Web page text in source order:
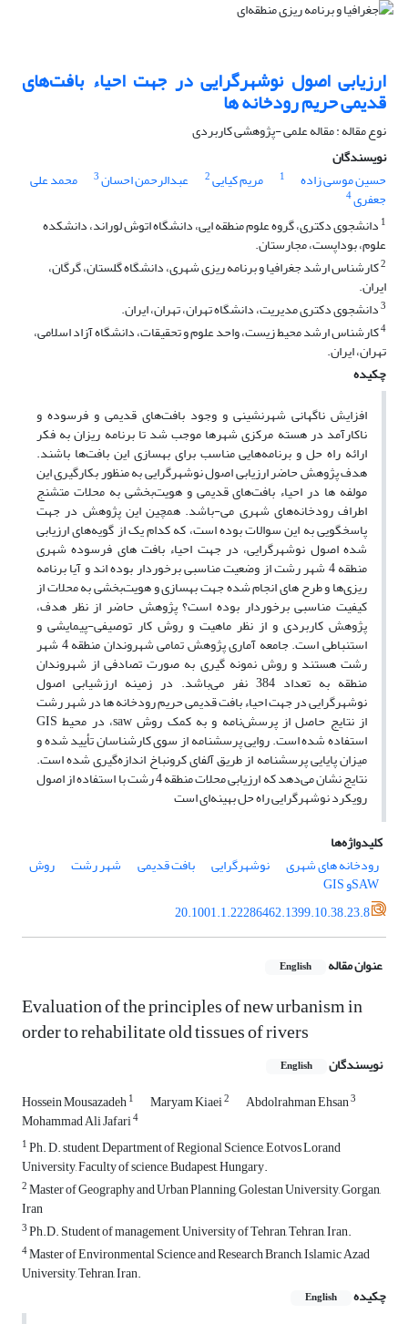
ارزیابی اصول نوشهرگرایی در جهت احیاء بافت‌های
قدیمی حریم رودخانه ها
نوع مقاله : مقاله علمی -پژوهشی کاربردی
نویسندگان
حسین موسی زاده
1 مریم کیایی2 عبدالرحمن احسان3 محمد علی
جعفری4
1 دانشجوی دکتری، گروه علوم منطقه ایی، دانشگاه اتوش لوراند، دانشکده
علوم، بوداپست، مجارستان.
2کارشناس ارشد جغرافیا و برنامه ریزی شهری، دانشگاه گلستان، گرگان،
ایران.
3دانشجوی دکتری مدیریت، دانشگاه تهران، تهران، ایران.
4کارشناس ارشد محیط زیست، واحد علوم و تحقیقات، دانشگاه آزاد اسلامی،
تهران، ایران.
چکیده
افزایش ناگهانی شهرنشینی و وجود بافت‌های قدیمی و فرسوده و
ناکارآمد در هسته مرکزی شهرها موجب شد تا برنامه ریزان به فکر
ارائه راه حل و برنامه‌هایی مناسب برای بهسازی این بافت‌ها باشند.
هدف پژوهش حاضر ارزیابی اصول نوشهرگرایی به منظور بکارگیری این
مولفه ها در احیاء بافت‌های قدیمی و هویت‌بخشی به محلات متشنج
اطراف رودخانه‌های شهری می-باشد. همچین این پژوهش در جهت
پاسخگویی به این سوالات بوده است، که کدام یک از گویه‌های ارزیابی
شده اصول نوشهرگرایی، در جهت احیاء بافت های فرسوده شهری
منطقه 4 شهر رشت از وضعیت مناسبی برخوردار بوده اند و آیا برنامه
ریزی‌ها و طرح های انجام شده جهت بهسازی و هویت‌بخشی به محلات از
کیفیت مناسبی برخوردار بوده است؟ پژوهش حاضر از نظر هدف،
پژوهش کاربردی و از نظر ماهیت و روش کار توصیفی-پیمایشی و
استنباطی است. جامعه آماری پژوهش تمامی شهروندان منطقه 4 شهر
رشت هستند و روش نمونه گیری به صورت تصادفی از شهروندان
منطقه به تعداد 384 نفر می‌باشد. در زمینه ارزشیابی اصول
نوشهرگرایی در جهت احیاء بافت قدیمی حریم رودخانه ها در شهر رشت
از نتایج حاصل از پرسش‌نامه و به کمک روش saw، در محیط GIS
استفاده شده است. روایی پرسشنامه از سوی کارشناسان تأیید شده و
میزان پایایی پرسشنامه از طریق آلفای کرونباخ اندازه‌گیری شده است.
نتایج نشان می‌دهد که ارزیابی محلات منطقه 4 رشت با استفاده از اصول
رویکرد نوشهرگرایی راه حل بهینه‌ای است
کلیدواژه‌ها
رودخانه های شهری
نوشهرگرایی بافت قدیمی شهر رشت روش
SAWو GIS
20.1001.1.22286462.1399.10.38.23.8
عنوان مقاله English
Evaluation of the principles of new urbanism in
order to rehabilitate old tissues of rivers
نویسندگان English
Hossein Mousazadeh1 Maryam Kiaei2 Abdolrahman Ehsan3
Mohammad Ali Jafari4
1Ph. D. student, Department of Regional Science, Eotvos Lorand
University, Faculty of science, Budapest, Hungary.
2Master of Geography and Urban Planning, Golestan University, Gorgan,
Iran
3Ph.D. Student of management, University of Tehran, Tehran, Iran.
4Master of Environmental Science and Research Branch, Islamic Azad
University, Tehran, Iran.
چکیده
English